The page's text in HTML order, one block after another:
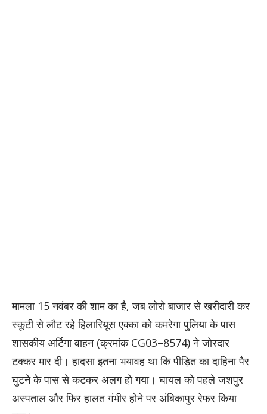
मामला 15 नवंबर की शाम का है, जब लोरो बाजार से खरीदारी कर
स्कूटी से लौट रहे हिलारियूस एक्का को कमरेगा पुलिया के पास
शासकीय अर्टिगा वाहन (क्रमांक CG03–8574) ने जोरदार
टक्कर मार दी। हादसा इतना भयावह था कि पीड़ित का दाहिना पैर
घुटने के पास से कटकर अलग हो गया। घायल को पहले जशपुर
अस्पताल और फिर हालत गंभीर होने पर अंबिकापुर रेफर किया